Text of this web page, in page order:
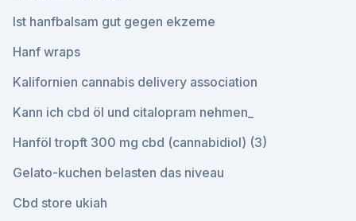
Ist hanfbalsam gut gegen ekzeme
Hanf wraps
Kalifornien cannabis delivery association
Kann ich cbd öl und citalopram nehmen_
Hanföl tropft 300 mg cbd (cannabidiol) (3)
Gelato-kuchen belasten das niveau
Cbd store ukiah